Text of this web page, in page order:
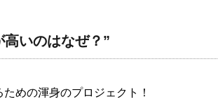
高いのはなぜ？”
めの渾身のプロジェクト！